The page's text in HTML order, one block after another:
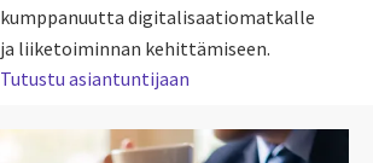
kumppanuutta digitalisaatiomatkalle
ja liiketoiminnan kehittämiseen.
Tutustu asiantuntijaan